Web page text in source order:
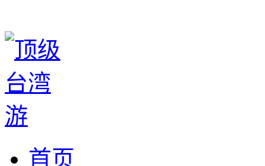
首页